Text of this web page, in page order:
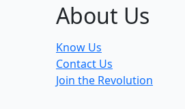
About Us
Know Us
Contact Us
Join the Revolution